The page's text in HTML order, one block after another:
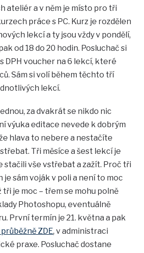
ateliér a v něm je místo pro tři
práce s PC. Kurz je rozdělen
lekcí a ty jsou vždy v pondělí,
od 18 do 20 hodin. Posluchač si
DPH voucher na 6 lekcí, které
Sám si volí během těchto tří
lekcí.
za dvakrát se nikdo nic
výuka editace nevede k dobrým
hlava to nebere a nestačíte
Tři měsíce a šest lekcí je
stačili vše vstřebat a zažít. Proč tři
je sám voják v poli a není to moc
tři je moc – třem se mohu polně
Photoshopu, eventuálně
První termín je 21. května a pak
ZDE, v administraci
praxe. Posluchač dostane